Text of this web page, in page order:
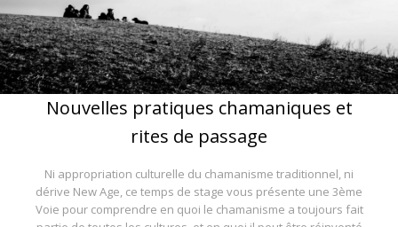
Nouvelles pratiques chamaniques et
rites de passage
Ni appropriation culturelle du chamanisme traditionnel, ni
dérive New Age, ce temps de stage vous présente une 3ème
Voie pour comprendre en quoi le chamanisme a toujours fait